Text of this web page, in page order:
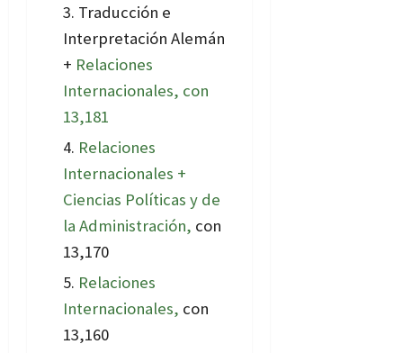
Traducción e
Interpretación Alemán
+ Relaciones
Internacionales, con
13,181
Relaciones
Internacionales +
Ciencias Políticas y de
la Administración, con
13,170
Relaciones
Internacionales, con
13,160